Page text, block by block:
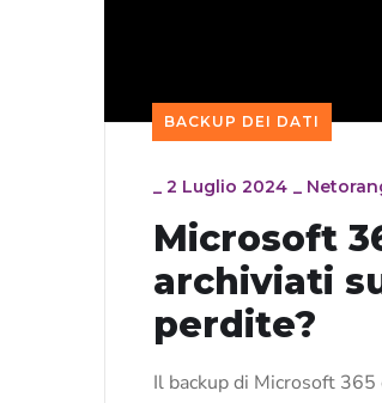
BACKUP DEI DATI
2 Luglio 2024
Microsoft
archiviati
perdite?
Il backup di Microsoft